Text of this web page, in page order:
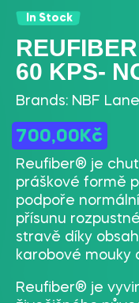
In Stock
60 KPS-
Brands: NBF
700,00Kč
Reufiber® je
práškové formě
podpoře
přísunu
stravě díky
karobové mouky
Reufiber® je